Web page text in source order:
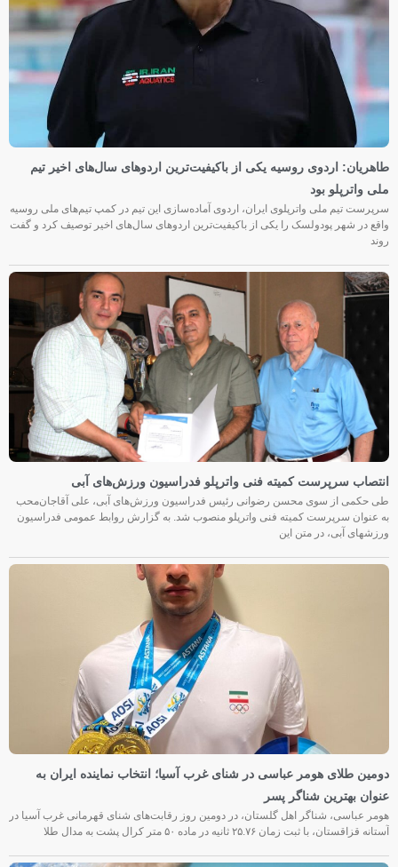
طاهریان: اردوی روسیه یکی از باکیفیت‌ترین اردوهای سال‌های اخیر تیم
ملی واترپلو بود
سرپرست تیم ملی واترپلوی ایران، اردوی آماده‌سازی این تیم در کمپ تیم‌های ملی روسیه
واقع در شهر پودولسک را یکی از باکیفیت‌ترین اردوهای سال‌های اخیر توصیف کرد و گفت
روند
انتصاب سرپرست کمیته فنی واترپلو فدراسیون ورزش‌های آبی
طی حکمی از سوی محسن رضوانی رئیس فدراسیون ورزش‌های آبی، علی آقاجان‌محب
به عنوان سرپرست کمیته فنی واترپلو منصوب شد. به گزارش روابط عمومی فدراسیون
ورزشهای آبی، در متن این
دومین طلای هومر عباسی در شنای غرب آسیا؛ انتخاب نماینده ایران به
عنوان بهترین شناگر پسر
هومر عباسی، شناگر اهل گلستان، در دومین روز رقابت‌های شنای قهرمانی غرب آسیا در
آستانه قزاقستان، با ثبت زمان ۲۵.۷۶ ثانیه در ماده ۵۰ متر کرال پشت به مدال طلا